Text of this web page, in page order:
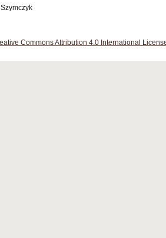
Commons Attribution 4.0 International